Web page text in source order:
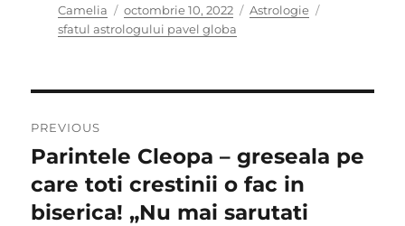
Author
Camelia
Posted
on
octombrie 10, 2022 Categories
Astrologie
sfatul astrologului pavel globa
în
articole
PREVIOUS
Previous
post:
Parintele Cleopa – greseala pe
care toti crestinii o fac in
biserica! „Nu mai sarutati